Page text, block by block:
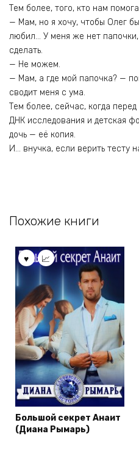
Тем более, того, кто нам
— Мам, но я хочу, чтобы Олег
любил… У меня же нет
сделать.
— Не можем.
— Мам, а где мой папочка? —
сводит меня с ума.
Тем более, сейчас, когда
ДНК исследования и детская
дочь — её копия.
И… внучка, если верить тесту
Похожие книги
Большой секрет Анаит
(Диана Рымарь)